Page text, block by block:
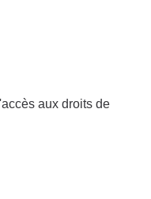
aux droits de